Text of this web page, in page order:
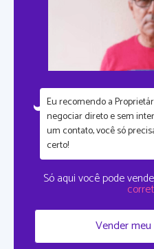
Eu recomendo a
negociar direto e sem
um contato, você só
certo!
Só aqui você pode
Vender